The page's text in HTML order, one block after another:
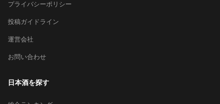
プライバシーポリシー
投稿ガイドライン
運営会社
お問い合わせ
日本酒を探す